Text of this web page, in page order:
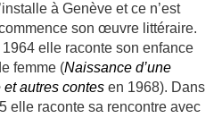
à Genève et ce n’est
son œuvre littéraire.
1964 elle raconte son enfance
femme (Naissance d’une
et autres contes en 1968). Dans
elle raconte sa rencontre avec